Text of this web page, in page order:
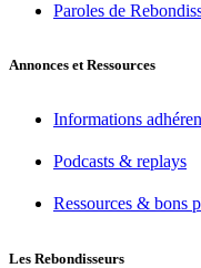
Paroles de
Annonces et Ressources
Informations
Podcasts & replays
Ressources & bons
Les Rebondisseurs